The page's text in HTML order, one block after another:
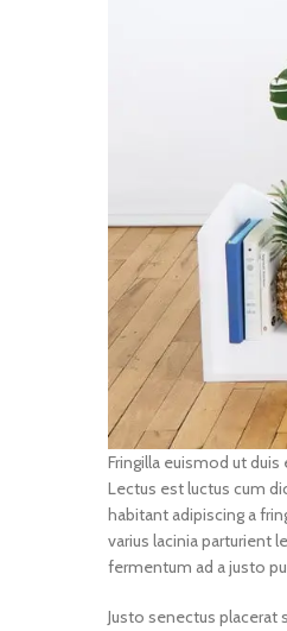
Fringilla euismod ut
Lectus est luctus cum
habitant adipiscing a
varius lacinia parturient
fermentum ad a justo
Justo senectus